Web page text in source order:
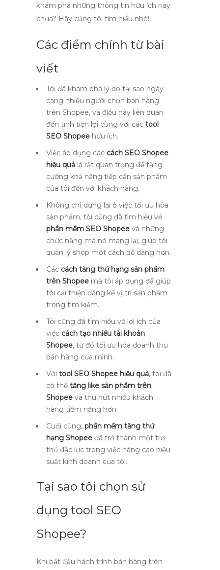
khám phá những thông tin hữu ích này
chưa? Hãy cùng tôi tìm hiểu nhé!
Các điểm chính từ bài
viết
Tôi đã khám phá lý do tại sao ngày
càng nhiều người chọn bán hàng
trên Shopee, và điều này liên quan
đến tính tiện lợi cùng với các tool
SEO Shopee hữu ích.
Việc áp dụng các cách SEO Shopee
hiệu quả là rất quan trọng để tăng
cường khả năng tiếp cận sản phẩm
của tôi đến với khách hàng.
Không chỉ dừng lại ở việc tối ưu hóa
sản phẩm, tôi cũng đã tìm hiểu về
phần mềm SEO Shopee và những
chức năng mà nó mang lại, giúp tôi
quản lý shop một cách dễ dàng hơn.
Các cách tăng thứ hạng sản phẩm
trên Shopee mà tôi áp dụng đã giúp
tôi cải thiện đáng kể vị trí sản phẩm
trong tìm kiếm.
Tôi cũng đã tìm hiểu về lợi ích của
việc cách tạo nhiều tài khoản
Shopee, từ đó tối ưu hóa doanh thu
bán hàng của mình.
Với tool SEO Shopee hiệu quả, tôi đã
có thể tăng like sản phẩm trên
Shopee và thu hút nhiều khách
hàng tiềm năng hơn.
Cuối cùng, phần mềm tăng thứ
hạng Shopee đã trở thành một trợ
thủ đắc lực trong việc nâng cao hiệu
suất kinh doanh của tôi.
Tại sao tôi chọn sử
dụng tool SEO
Shopee?
Khi bắt đầu hành trình bán hàng trên